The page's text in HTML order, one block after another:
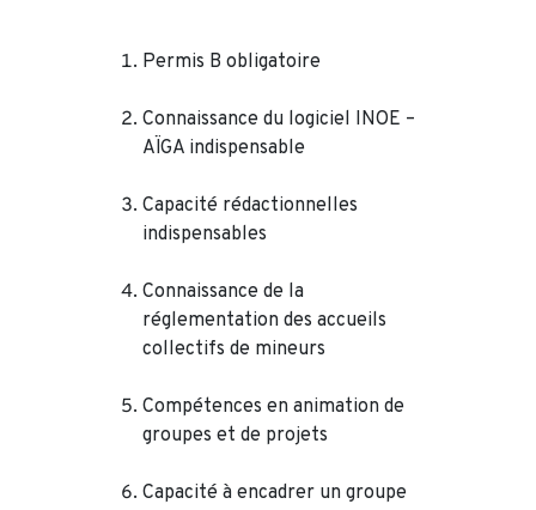
Permis B obligatoire
Connaissance du logiciel INOE –
AÏGA indispensable
Capacité rédactionnelles
indispensables
Connaissance de la
réglementation des accueils
collectifs de mineurs
Compétences en animation de
groupes et de projets
Capacité à encadrer un groupe